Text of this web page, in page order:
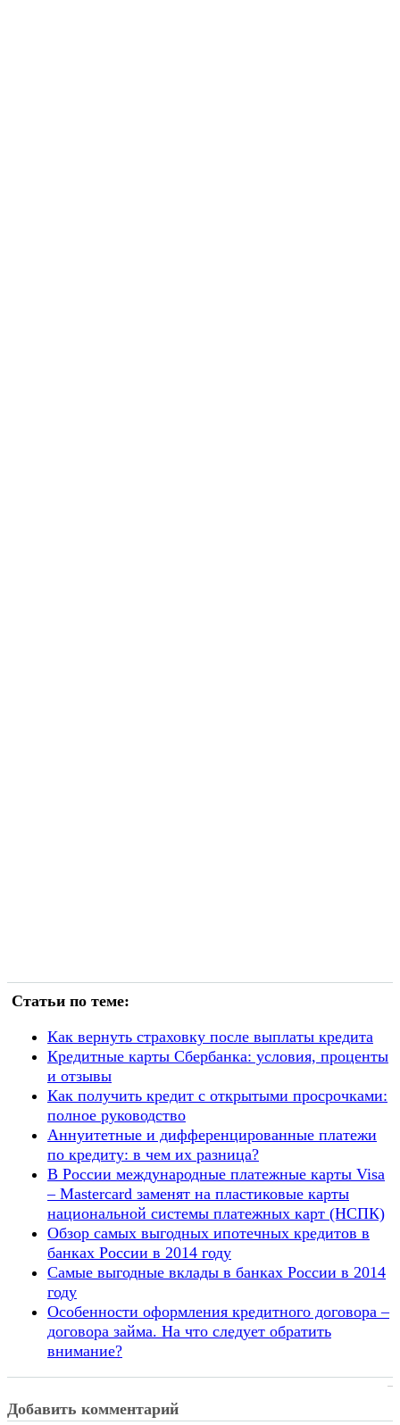
Статьи по теме:
Как вернуть страховку после выплаты кредита
Кредитные карты Сбербанка: условия, проценты
и отзывы
Как получить кредит с открытыми просрочками:
полное руководство
Аннуитетные и дифференцированные платежи
по кредиту: в чем их разница?
В России международные платежные карты Visa
– Mastercard заменят на пластиковые карты
национальной системы платежных карт (НСПК)
Обзор самых выгодных ипотечных кредитов в
банках России в 2014 году
Самые выгодные вклады в банках России в 2014
году
Особенности оформления кредитного договора –
договора займа. На что следует обратить
внимание?
Добавить комментарий